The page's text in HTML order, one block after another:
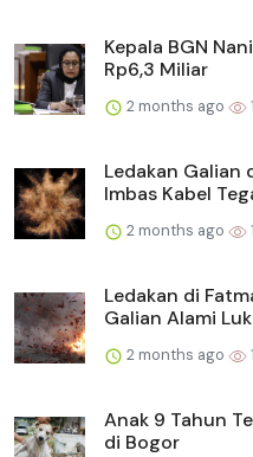
Kepala BGN
Rp6,3 Miliar
2 months ago
Ledakan Galian
Imbas Kabel
2 months ago
Ledakan di
Galian Alami
2 months ago
Anak 9 Tahun
di Bogor